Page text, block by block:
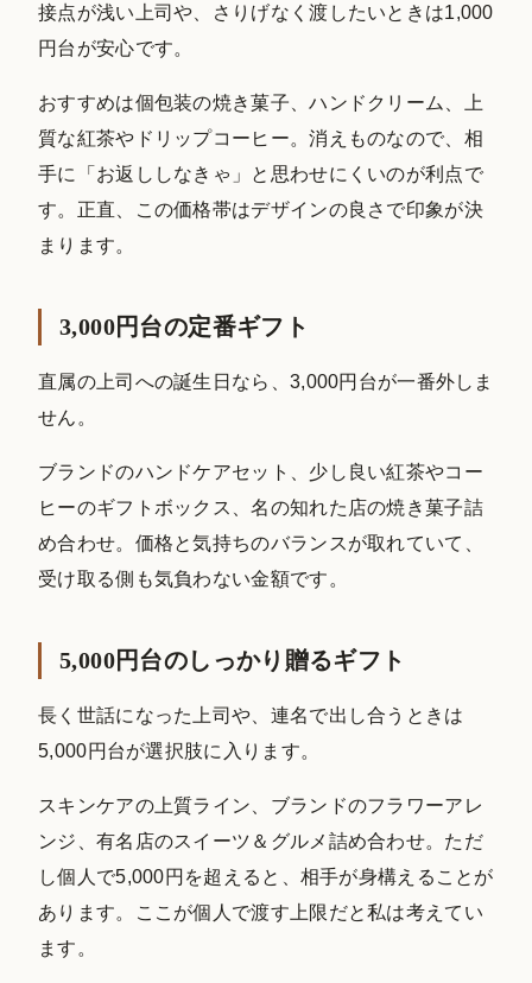
接点が浅い上司や、さりげなく渡したいときは1,000
円台が安心です。
おすすめは個包装の焼き菓子、ハンドクリーム、上
質な紅茶やドリップコーヒー。消えものなので、相
手に「お返ししなきゃ」と思わせにくいのが利点で
す。正直、この価格帯はデザインの良さで印象が決
まります。
3,000円台の定番ギフト
直属の上司への誕生日なら、3,000円台が一番外しま
せん。
ブランドのハンドケアセット、少し良い紅茶やコー
ヒーのギフトボックス、名の知れた店の焼き菓子詰
め合わせ。価格と気持ちのバランスが取れていて、
受け取る側も気負わない金額です。
5,000円台のしっかり贈るギフト
長く世話になった上司や、連名で出し合うときは
5,000円台が選択肢に入ります。
スキンケアの上質ライン、ブランドのフラワーアレ
ンジ、有名店のスイーツ＆グルメ詰め合わせ。ただ
し個人で5,000円を超えると、相手が身構えることが
あります。ここが個人で渡す上限だと私は考えてい
ます。